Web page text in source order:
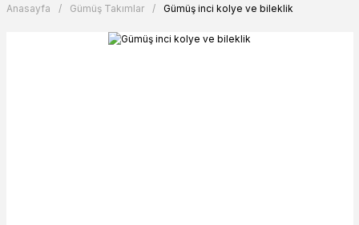
Anasayfa Gümüş Takımlar Gümüş inci kolye ve bileklik